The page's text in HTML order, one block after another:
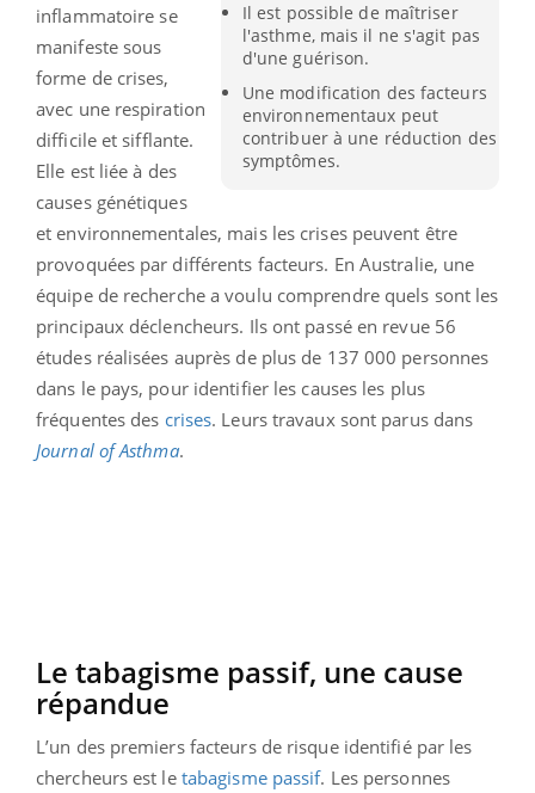
Il est possible de maîtriser
l'asthme, mais il ne s'agit pas
d'une guérison.
Une modification des facteurs
environnementaux peut
contribuer à une réduction des
symptômes.
inflammatoire se
manifeste sous
forme de crises,
avec une respiration
difficile et sifflante.
Elle est liée à des
causes génétiques
et environnementales, mais les crises peuvent être
provoquées par différents facteurs. En Australie, une
équipe de recherche a voulu comprendre quels sont les
principaux déclencheurs. Ils ont passé en revue 56
études réalisées auprès de plus de 137 000 personnes
dans le pays, pour identifier les causes les plus
fréquentes des crises. Leurs travaux sont parus dans
Journal of Asthma.
Le tabagisme passif, une cause
répandue
L’un des premiers facteurs de risque identifié par les
chercheurs est le tabagisme passif. Les personnes